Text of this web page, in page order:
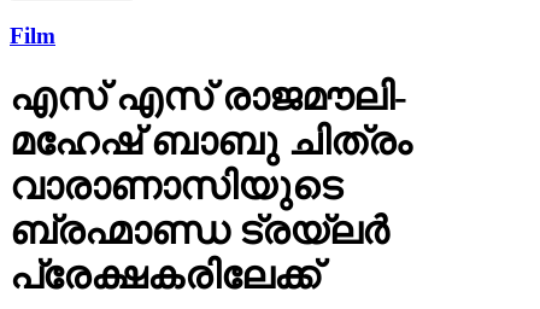
Film
എസ് എസ് രാജമൗലി-
മഹേഷ് ബാബു ചിത്രം
വാരാണാസിയുടെ
ബ്രഹ്മാണ്ഡ ട്രയ്ലർ
പ്രേക്ഷകരിലേക്ക്